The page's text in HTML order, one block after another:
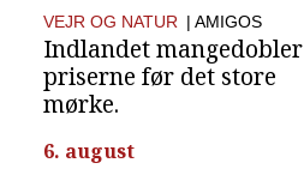
VEJR OG NATUR | AMIGOS
Indlandet mangedobler
priserne før det store
mørke.
6. august